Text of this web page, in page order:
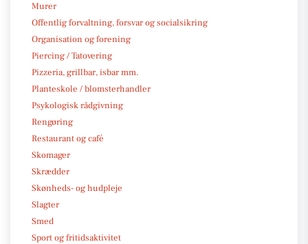
Murer
Offentlig forvaltning, forsvar og socialsikring
Organisation og forening
Piercing / Tatovering
Pizzeria, grillbar, isbar mm.
Planteskole / blomsterhandler
Psykologisk rådgivning
Rengøring
Restaurant og café
Skomager
Skrædder
Skønheds- og hudpleje
Slagter
Smed
Sport og fritidsaktivitet